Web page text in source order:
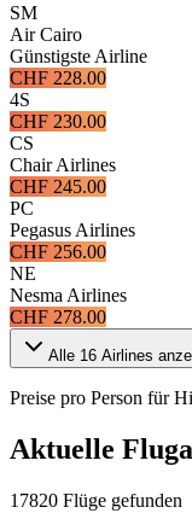
SM
Air Cairo
Günstigste Airline
CHF 228.00
4S
CHF 230.00
CS
Chair Airlines
CHF 245.00
PC
Pegasus Airlines
CHF 256.00
NE
Nesma Airlines
CHF 278.00
Alle 16 Airlines
Preise pro Person für
Aktuelle
17820 Flüge gefunden